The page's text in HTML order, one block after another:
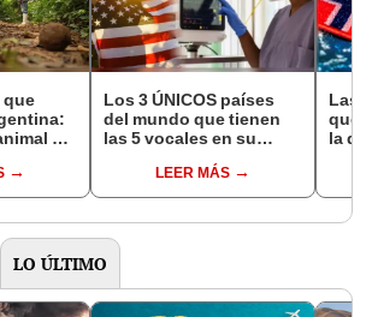
que
y
de
Los 3 ÚNICOS países
del mundo que tienen
las 5 vocales en su
con unoLEER MÁS
Las
que
la de
LO ÚLTIMO